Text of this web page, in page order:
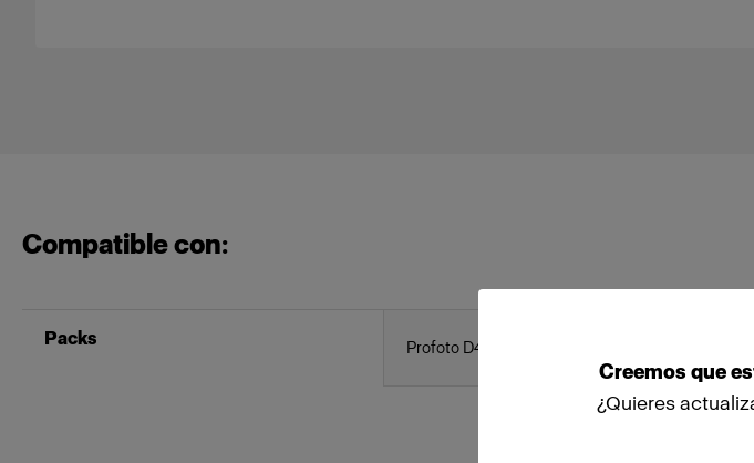
Creemos que
¿Quieres
Compatible con:
Packs Profoto D4